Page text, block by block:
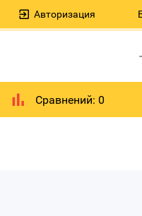
Авторизация
Сравнений: 0